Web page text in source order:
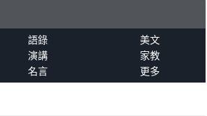
語錄
美文
演講
家教
名言 更多